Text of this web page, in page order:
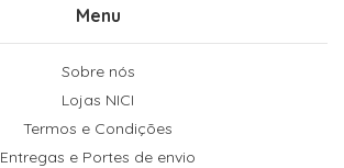
Menu
Sobre nós
Lojas NICI
Termos e Condições
Entregas e Portes de envio